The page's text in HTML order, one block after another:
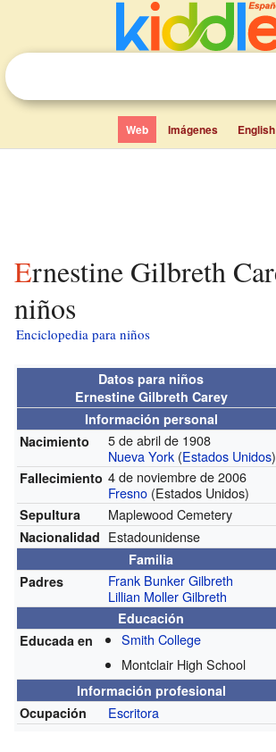
Web Imágenes English
Ernestine Gilbreth Carey para
niños
Enciclopedia para niños
Datos para niños
Ernestine Gilbreth Carey
Información personal
Nacimiento
5 de abril de 1908
Nueva York (Estados Unidos)
Fallecimiento 4 de noviembre de 2006
Fresno (Estados Unidos)
Sepultura Maplewood Cemetery
Nacionalidad Estadounidense
Familia
Padres
Frank Bunker Gilbreth
Lillian Moller Gilbreth
Educación
Educada en
Smith College
Montclair High School
Información profesional
Ocupación
Escritora